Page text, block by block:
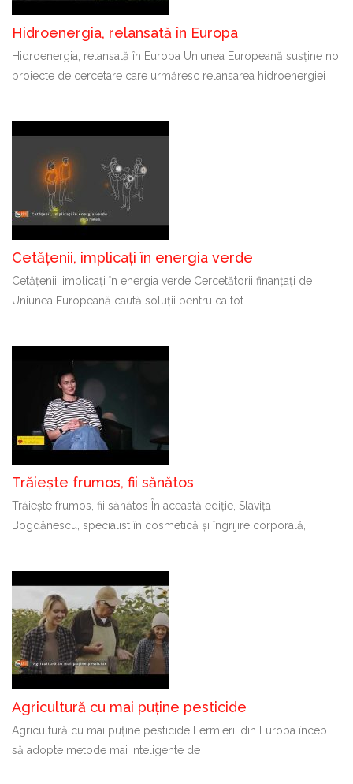
Hidroenergia, relansată în Europa
Hidroenergia, relansată în Europa Uniunea Europeană susține noi
proiecte de cercetare care urmăresc relansarea hidroenergiei
Cetățenii, implicați în energia verde
Cetățenii, implicați în energia verde Cercetătorii finanțați de
Uniunea Europeană caută soluții pentru ca tot
Trăiește frumos, fii sănătos
Trăiește frumos, fii sănătos În această ediție, Slavița
Bogdănescu, specialist în cosmetică și îngrijire corporală,
Agricultură cu mai puține pesticide
Agricultură cu mai puține pesticide Fermierii din Europa încep
să adopte metode mai inteligente de